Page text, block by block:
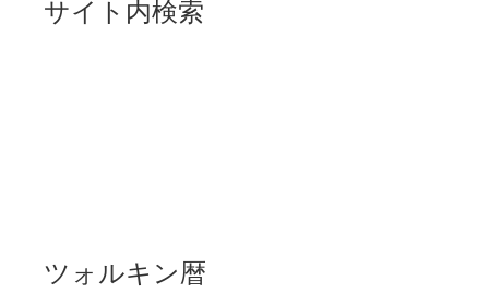
サイト内検索
ツォルキン暦